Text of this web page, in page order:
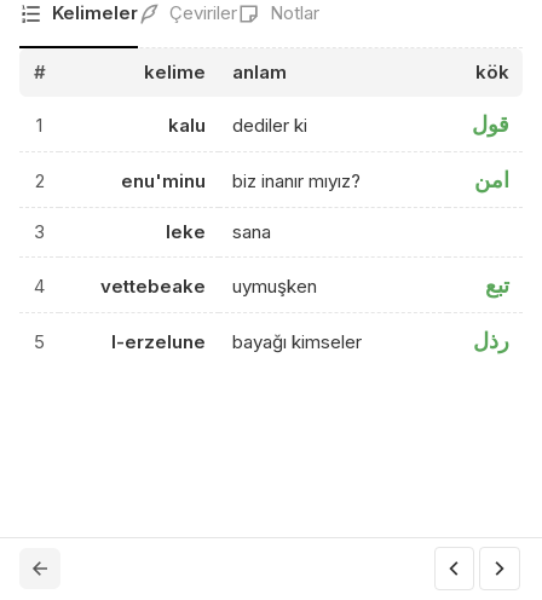
Kelimeler Çeviriler Notlar
# kelime anlam kök
1 kalu dediler ki قول
2 enu'minu biz inanır mıyız? امن
3 leke sana
4 vettebeake uymuşken تبع
5 l-erzelune bayağı kimseler رذل